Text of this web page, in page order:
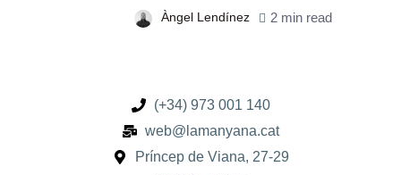
Àngel Lendínez 2 min read
(+34) 973 001 140
web@lamanyana.cat
Príncep de Viana, 27-29